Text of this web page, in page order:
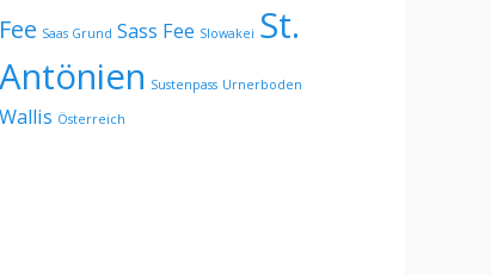
Fee Saas Grund Sass Fee Slowakei St.
Antönien Sustenpass Urnerboden
Wallis Österreich